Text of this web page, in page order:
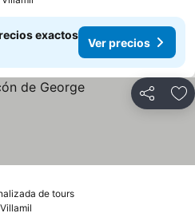
exactos
Ver precios
Compartir
de toursVer precios